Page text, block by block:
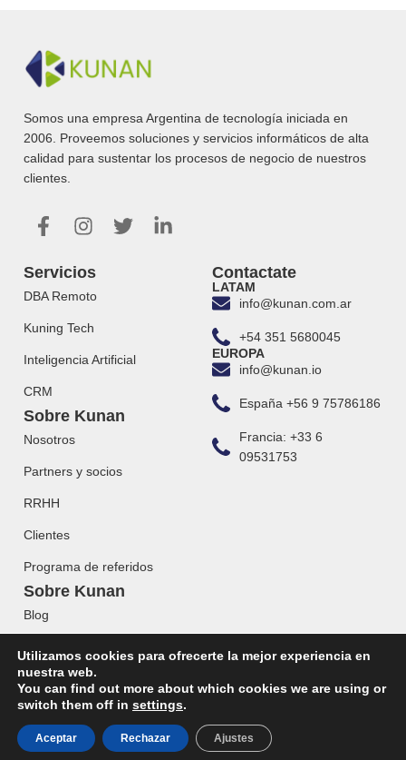
Somos una empresa Argentina de tecnología iniciada en
2006. Proveemos soluciones y servicios informáticos de alta
calidad para sustentar los procesos de negocio de nuestros
clientes.
Servicios
DBA Remoto
Kuning Tech
Inteligencia Artificial
CRM
Sobre Kunan
Nosotros
Partners y socios
RRHH
Clientes
Programa de referidos
Sobre Kunan
Blog
Contactate
LATAM
info@kunan.com.ar
+54 351 5680045
EUROPA
info@kunan.io
España +56 9 75786186
Francia: +33 6
09531753
© 2023 KUNAN. Todos los derechos reservados.
Utilizamos cookies para ofrecerte la mejor experiencia en
nuestra web.
You can find out more about which cookies we are using or
switch them off in settings.
Aceptar Rechazar Ajustes